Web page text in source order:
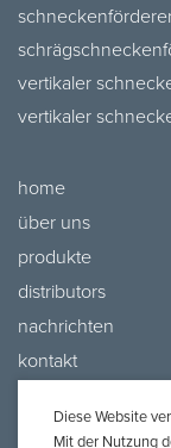
home
über uns
produkte
distributors
nachrichten
kontakt
vertikaler
vertikaler
Diese Website
Mit der Nutzung